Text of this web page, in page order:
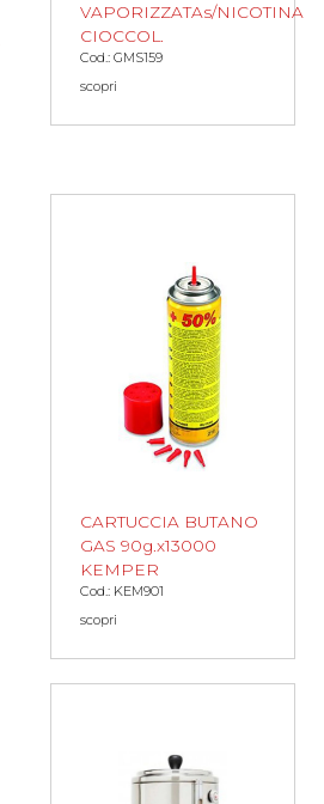
VAPORIZZATAs/NICOTINA
CIOCCOL.
Cod.: GMS159
scopri
CARTUCCIA BUTANO
GAS 90g.x13000
KEMPER
Cod.: KEM901
scopri